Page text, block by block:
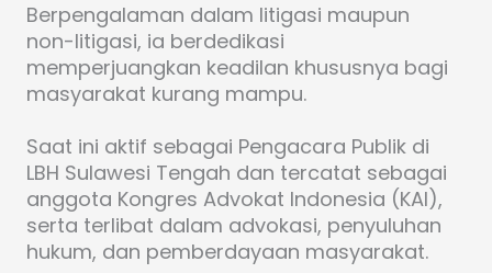
Berpengalaman dalam litigasi maupun
non-litigasi, ia berdedikasi
memperjuangkan keadilan khususnya bagi
masyarakat kurang mampu.
Saat ini aktif sebagai Pengacara Publik di
LBH Sulawesi Tengah dan tercatat sebagai
anggota Kongres Advokat Indonesia (KAI),
serta terlibat dalam advokasi, penyuluhan
hukum, dan pemberdayaan masyarakat.